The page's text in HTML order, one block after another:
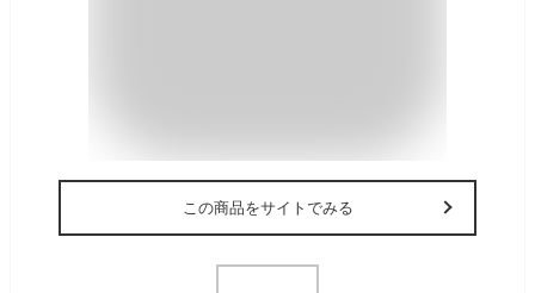
この商品をサイトでみる